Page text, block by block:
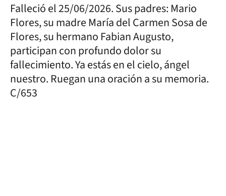
Falleció el 25/06/2026. Sus padres: Mario
Flores, su madre María del Carmen Sosa de
Flores, su hermano Fabian Augusto,
participan con profundo dolor su
fallecimiento. Ya estás en el cielo, ángel
nuestro. Ruegan una oración a su memoria.
C/653